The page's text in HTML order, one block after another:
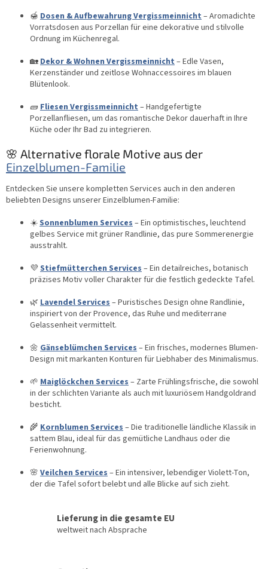
🍯 Dosen & Aufbewahrung Vergissmeinnicht– Aromadichte
Vorratsdosen aus Porzellan für eine dekorative und stilvolle
Ordnung im Küchenregal.
🏡Dekor & Wohnen Vergissmeinnicht– Edle Vasen,
Kerzenständer und zeitlose Wohnaccessoires im blauen
Blütenlook.
🧱 Fliesen Vergissmeinnicht– Handgefertigte
Porzellanfliesen, um das romantische Dekor dauerhaft in Ihre
Küche oder Ihr Bad zu integrieren.
🌸 Alternative florale Motive aus der
Einzelblumen-Familie
Entdecken Sie unsere kompletten Services auch in den anderen
beliebten Designs unserer Einzelblumen-Familie:
☀️Sonnenblumen Services – Ein optimistisches, leuchtend
gelbes Service mit grüner Randlinie, das pure Sommerenergie
ausstrahlt.
💜 Stiefmütterchen Services – Ein detailreiches, botanisch
präzises Motiv voller Charakter für die festlich gedeckte Tafel.
🌿 Lavendel Services – Puristisches Design ohne Randlinie,
inspiriert von der Provence, das Ruhe und mediterrane
Gelassenheit vermittelt.
🌼 Gänseblümchen Services – Ein frisches, modernes Blumen-
Design mit markanten Konturen für Liebhaber des Minimalismus.
🌱 Maiglöckchen Services – Zarte Frühlingsfrische, die sowohl
in der schlichten Variante als auch mit luxuriösem Handgoldrand
besticht.
🌾 Kornblumen Services – Die traditionelle ländliche Klassik in
sattem Blau, ideal für das gemütliche Landhaus oder die
Ferienwohnung.
🌸 Veilchen Services – Ein intensiver, lebendiger Violett-Ton,
der die Tafel sofort belebt und alle Blicke auf sich zieht.
Lieferung in die gesamte EU
weltweit nach Absprache